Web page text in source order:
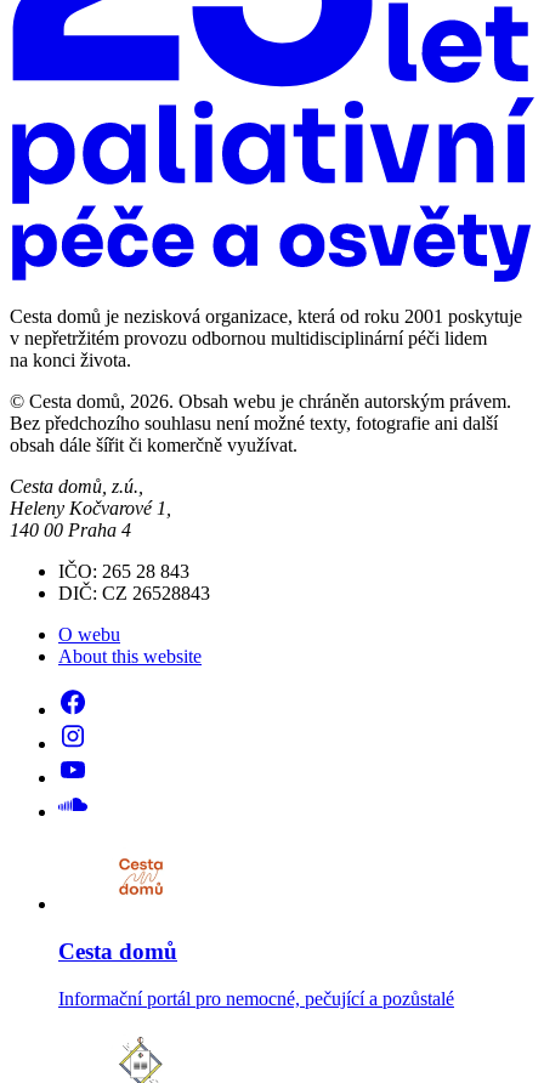
Cesta domů je nezisková organizace, která od roku 2001 poskytuje
v nepřetržitém provozu odbornou multidisciplinární péči lidem
na konci života.
© Cesta domů, 2026. Obsah webu je chráněn autorským právem.
Bez předchozího souhlasu není možné texty, fotografie ani další
obsah dále šířit či komerčně využívat.
Cesta domů, z.ú.,
Heleny Kočvarové 1,
140 00 Praha 4
IČO: 265 28 843
DIČ: CZ 26528843
O webu
About this website
Cesta domů
Informační portál pro nemocné, pečující a pozůstalé